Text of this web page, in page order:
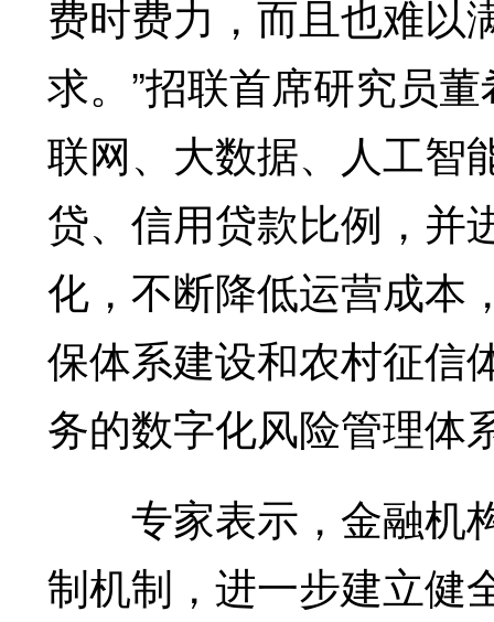
费时费力，而且也难以
求。”招联首席研究员
联网、大数据、人工智
贷、信用贷款比例，并
化，不断降低运营成本
保体系建设和农村征信
务的数字化风险管理体
专家表示，金融机
制机制，进一步建立健